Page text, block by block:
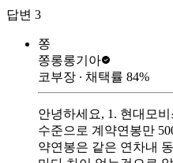
답변 3
쫑
쫑롱롱기아
코부장 ∙ 채택률 84%
안녕하세요, 1. 현대모
수준으로 계약연봉만
약연봉은 같은 연차내